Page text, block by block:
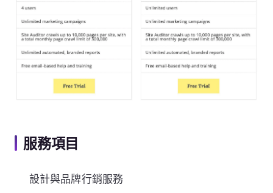
服務項目
設計與品牌行銷服務